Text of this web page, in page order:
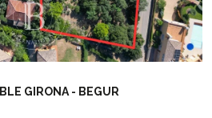
GIRONA - BEGUR